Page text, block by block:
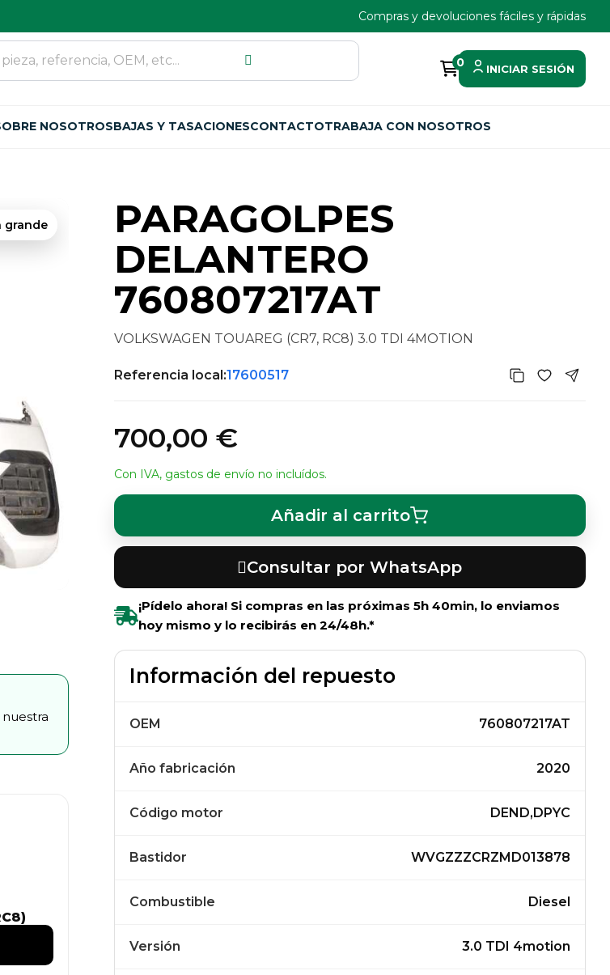
Compras y devoluciones fáciles y rápidas
0 INICIAR SESIÓN
NOSOTROSBAJAS Y TASACIONESCONTACTOTRABAJA CON NOSOTROS
grande
PARAGOLPES
DELANTERO
760807217AT
VOLKSWAGEN TOUAREG (CR7, RC8) 3.0 TDI 4MOTION
Referencia local:17600517
700,00 €
Con IVA, gastos de envío no incluídos.
Añadir al carrito
Consultar por WhatsApp
¡Pídelo ahora! Si compras en las próximas 5h 40min, lo enviamos
hoy mismo y lo recibirás en 24/48h.*
Información del repuesto
OEM 760807217AT
Año fabricación 2020
Código motor DEND,DPYC
Bastidor WVGZZZCRZMD013878
Combustible Diesel
Versión 3.0 TDI 4motion